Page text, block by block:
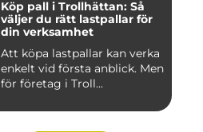
Köp pall i Trollhättan: Så
väljer du rätt lastpallar för
din verksamhet
Att köpa lastpallar kan verka
enkelt vid första anblick. Men
för företag i Troll...